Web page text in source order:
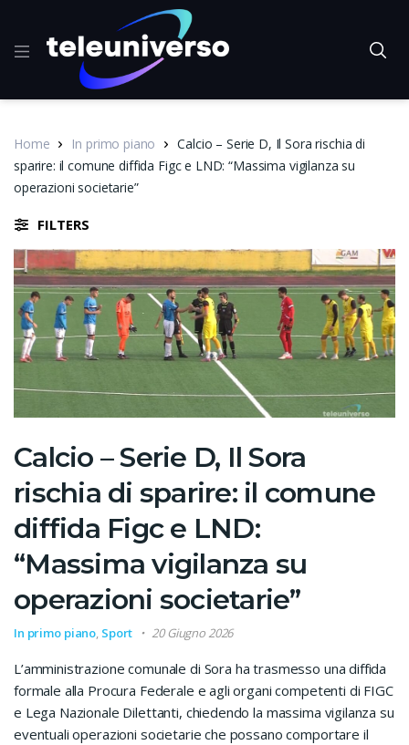
Home In primo piano
Calcio – Serie D, Il Sora rischia di
sparire: il comune diffida Figc e LND: “Massima vigilanza su
operazioni societarie”
FILTERS
Calcio – Serie D, Il Sora
rischia di sparire: il comune
diffida Figc e LND:
“Massima vigilanza su
operazioni societarie”
In primo piano, Sport 20 Giugno 2026
L’amministrazione comunale di Sora ha trasmesso una diffida
formale alla Procura Federale e agli organi competenti di FIGC
e Lega Nazionale Dilettanti, chiedendo la massima vigilanza su
eventuali operazioni societarie che possano comportare il